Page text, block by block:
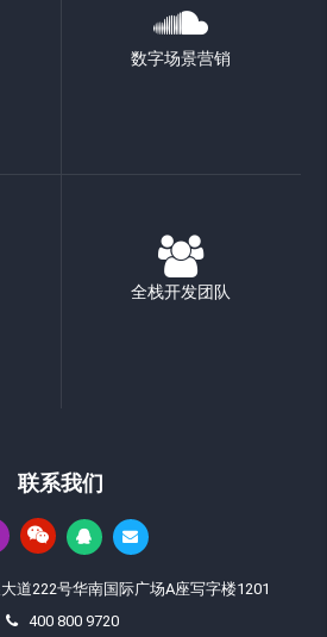
数字场景营销
全栈开发团队
联系我们
道222号华南国际广场A座写字楼1201
400 800 9720